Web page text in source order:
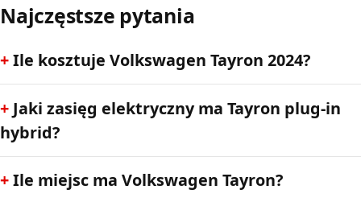
Najczęstsze pytania
Ile kosztuje Volkswagen Tayron 2024?
Jaki zasięg elektryczny ma Tayron plug-in
hybrid?
Ile miejsc ma Volkswagen Tayron?